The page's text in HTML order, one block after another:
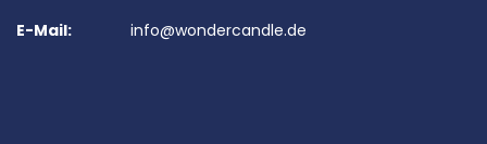
E-Mail:
info@wondercandle.de